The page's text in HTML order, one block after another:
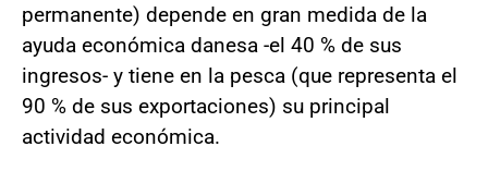
permanente) depende en gran medida de la
ayuda económica danesa -el 40 % de sus
ingresos- y tiene en la pesca (que representa el
90 % de sus exportaciones) su principal
actividad económica.